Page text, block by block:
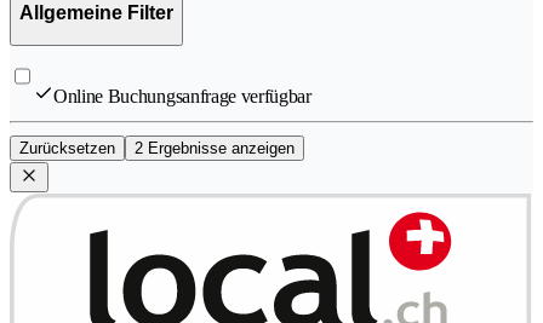
Allgemeine Filter
Online Buchungsanfrage verfügbar
Zurücksetzen 2 Ergebnisse anzeigen